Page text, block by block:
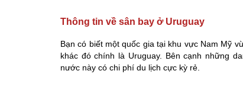
Thông tin về sân bay ở Uruguay
Bạn có biết một quốc gia tại khu vực Nam Mỹ
khác đó chính là Uruguay. Bên cạnh những
nước này có chi phí du lịch cực kỳ rẻ.